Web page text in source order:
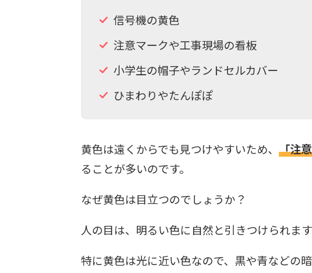
信号機の黄色
注意マークや工事現場の看板
小学生の帽子やランドセルカバー
ひまわりやたんぽぽ
黄色は遠くからでも見つけやすいため、 「注
ることが多いのです。
なぜ黄色は目立つのでしょうか？
人の目は、明るい色に自然と引きつけられます
特に黄色は光に近い色なので、黒や青などの